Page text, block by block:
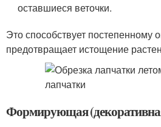
оставшиеся веточки.
Это способствует постепенному
предотвращает истощение
Формирующая